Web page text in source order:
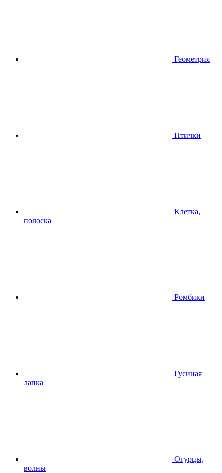
Геометрия
Птички
Клетка,
полоска
Ромбики
Гусиная
лапка
Огурцы,
волны